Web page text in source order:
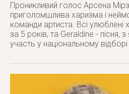
Проникливий голос Арсена
приголомшлива харизма і
команди артиста. Всі улюблені
за 5 років, та Geraldine - пісня,
участь у національному